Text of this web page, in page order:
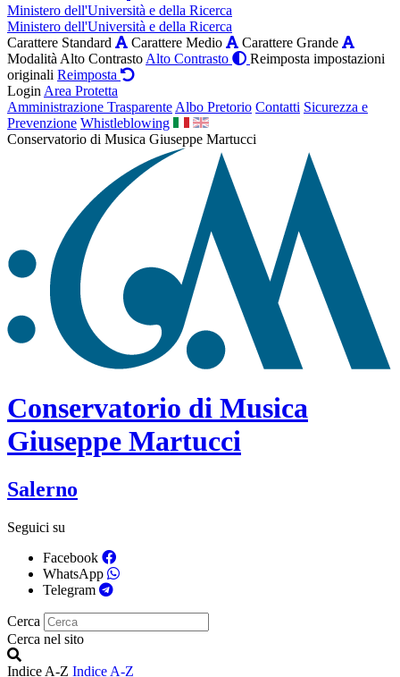
Ministero dell'Università e della Ricerca
Ministero dell'Università e della Ricerca
Carattere Standard
Carattere Medio
Carattere Grande
Modalità Alto Contrasto Alto Contrasto
Reimposta impostazioni
originali Reimposta
Login Area Protetta
Amministrazione Trasparente Albo Pretorio Contatti Sicurezza e
Prevenzione Whistleblowing
Conservatorio di Musica Giuseppe Martucci
Conservatorio di Musica
Giuseppe Martucci
Salerno
Seguici su
Facebook
WhatsApp
Telegram
Cerca
Cerca nel sito
Indice A-Z Indice A-Z